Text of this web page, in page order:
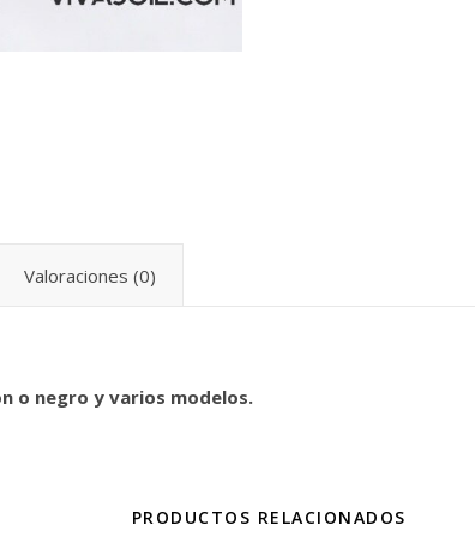
Valoraciones (0)
o negro y varios modelos.
PRODUCTOS RELACIONADOS